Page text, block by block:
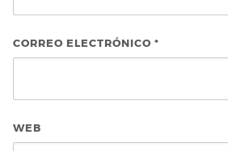
CORREO ELECTRÓNICO *
WEB